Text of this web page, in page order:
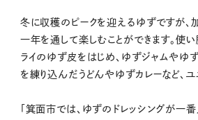
冬に収穫のピークを迎えるゆずですが、
一年を通して楽しむことができます。使
ライのゆず皮をはじめ、ゆずジャムやゆ
を練り込んだうどんやゆずカレーなど、ユ
「箕面市では、ゆずのドレッシングが一